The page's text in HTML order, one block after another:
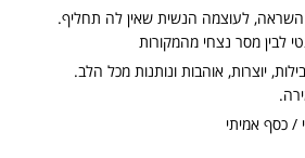
לעוצמה הנשית שאין לה תחליף.
לבין מסר נצחי מהמקורות
יוצרות, אוהבות ונותנות מכל הלב.
/ כסף אמיתי